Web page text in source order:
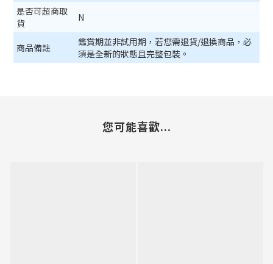
是否可超商取
貨
N
商品備註
鑑賞期並非試用期，若您需退貨/退換商品，必
須是全新的狀態且完整包裝。
您可能喜歡...